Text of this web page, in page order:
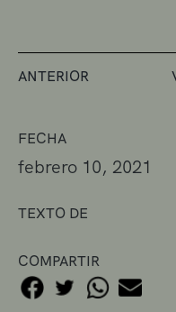
FECHA
febrero 10, 2021
TEXTO DE
COMPARTIR
ANTERIOR